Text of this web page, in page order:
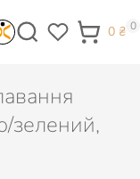
0 ₴ 0
зелений,